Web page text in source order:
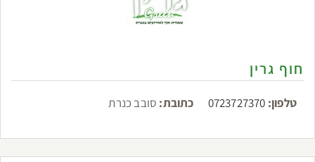
חוף גרין
טלפון: 0723727370 כתובת: סובב כנרת